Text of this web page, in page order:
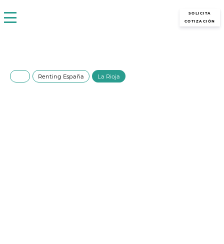
SOLICITA
COTIZACIÓN
Renting España La Rioja